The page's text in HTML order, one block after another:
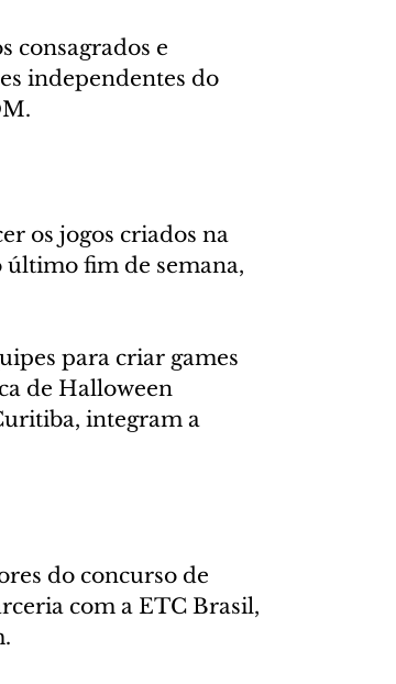
consagrados e
independentes do
os jogos criados na
último fim de semana,
para criar games
de Halloween
integram a
do concurso de
com a ETC Brasil,